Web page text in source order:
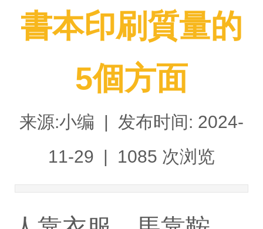
書本印刷質量的
5個方面
来源:小编 | 发布时间: 2024-
11-29 | 1085 次浏览